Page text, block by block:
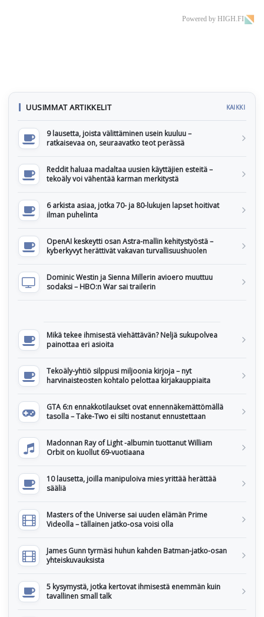
Powered by HIGH.FI
UUSIMMAT ARTIKKELIT KAIKKI
9 lausetta, joista välittäminen usein kuuluu –
ratkaisevaa on, seuraavatko teot perässä
Reddit haluaa madaltaa uusien käyttäjien esteitä –
tekoäly voi vähentää karman merkitystä
6 arkista asiaa, jotka 70- ja 80-lukujen lapset hoitivat
ilman puhelinta
OpenAI keskeytti osan Astra-mallin kehitystyöstä –
kyberkyvyt herättivät vakavan turvallisuushuolen
Dominic Westin ja Sienna Millerin avioero muuttuu
sodaksi – HBO:n War sai trailerin
Mikä tekee ihmisestä viehättävän? Neljä sukupolvea
painottaa eri asioita
Tekoäly-yhtiö silppusi miljoonia kirjoja – nyt
harvinaisteosten kohtalo pelottaa kirjakauppiaita
GTA 6:n ennakkotilaukset ovat ennennäkemättömällä
tasolla – Take-Two ei silti nostanut ennustettaan
Madonnan Ray of Light -albumin tuottanut William
Orbit on kuollut 69-vuotiaana
10 lausetta, joilla manipuloiva mies yrittää herättää
sääliä
Masters of the Universe sai uuden elämän Prime
Videolla – tällainen jatko-osa voisi olla
James Gunn tyrmäsi huhun kahden Batman-jatko-osan
yhteiskuvauksista
5 kysymystä, jotka kertovat ihmisestä enemmän kuin
tavallinen small talk